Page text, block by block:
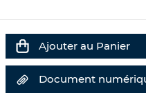
Ajouter au Panier
Document